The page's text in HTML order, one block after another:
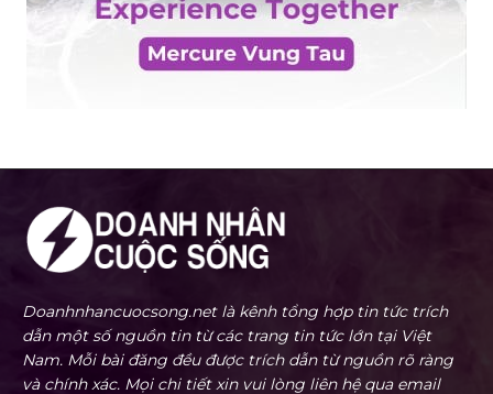
Doanhnhancuocsong.net là kênh tổng hợp tin tức trích
dẫn một số nguồn tin từ các trang tin tức lớn tại Việt
Nam. Mỗi bài đăng đều được trích dẫn từ nguồn rõ ràng
và chính xác. Mọi chi tiết xin vui lòng liên hệ qua email